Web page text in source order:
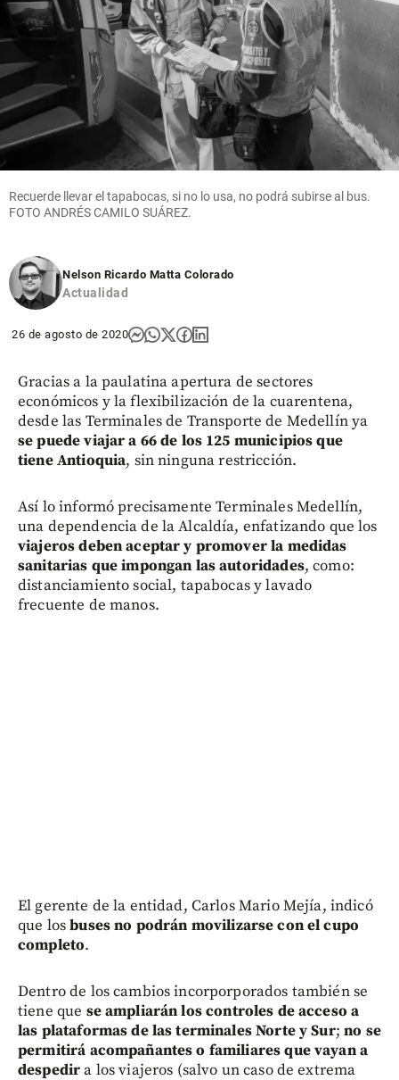
Recuerde llevar el tapabocas, si no lo usa, no podrá subirse al bus.
FOTO ANDRÉS CAMILO SUÁREZ.
Nelson Ricardo Matta Colorado
Actualidad
26 de agosto de 2020
Gracias a la paulatina apertura de sectores
económicos y la flexibilización de la cuarentena,
desde las Terminales de Transporte de Medellín ya
se puede viajar a 66 de los 125 municipiosque
tiene Antioquia, sin ninguna restricción.
Así lo informó precisamente Terminales Medellín,
una dependencia de la Alcaldía, enfatizando que los
viajeros deben aceptar y promover la medidas
sanitarias que impongan las autoridades, como:
distanciamiento social, tapabocas y lavado
frecuente de manos.
El gerente de la entidad, Carlos Mario Mejía, indicó
que losbusesno podrán movilizarse con el cupo
completo.
Dentro de los cambios incorporporados también se
tiene que se ampliarán los controles de acceso a
las plataformas de las terminales Norte y Sur;no se
permitirá acompañantes o familiares que vayan a
despedira los viajeros (salvo un caso de extrema